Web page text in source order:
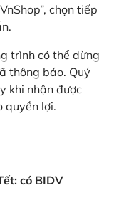
chọn tiếp
trình có thể dừng
thông báo. Quý
khi nhận được
quyền lợi.
có BIDV